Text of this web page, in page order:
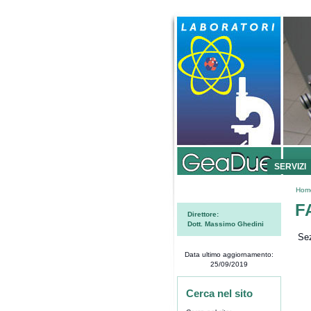
SERVIZI
Direttore:
Dott. Massimo Ghedini
Data ultimo aggiornamento:
25/09/2019
Cerca nel sito